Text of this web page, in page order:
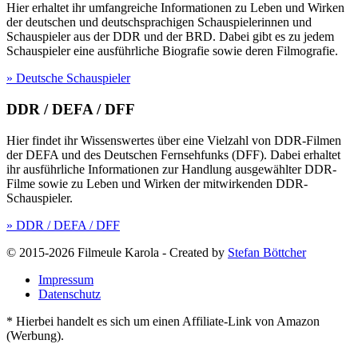
Hier erhaltet ihr umfangreiche Informationen zu Leben und Wirken
der deutschen und deutschsprachigen Schauspielerinnen und
Schauspieler aus der DDR und der BRD. Dabei gibt es zu jedem
Schauspieler eine ausführliche Biografie sowie deren Filmografie.
» Deutsche Schauspieler
DDR / DEFA / DFF
Hier findet ihr Wissenswertes über eine Vielzahl von DDR-Filmen
der DEFA und des Deutschen Fernsehfunks (DFF). Dabei erhaltet
ihr ausführliche Informationen zur Handlung ausgewählter DDR-
Filme sowie zu Leben und Wirken der mitwirkenden DDR-
Schauspieler.
» DDR / DEFA / DFF
© 2015-2026 Filmeule Karola - Created by Stefan Böttcher
Impressum
Datenschutz
* Hierbei handelt es sich um einen Affiliate-Link von Amazon
(Werbung).